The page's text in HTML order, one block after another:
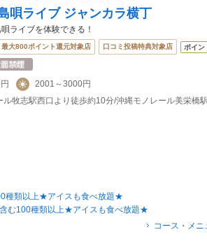
唄ライブ ジャンカラ横丁
ライブを体験できる！
最大800ポイント還元対象店 口コミ投稿特典対象店 ポイン
2001～3000円
種類以上★アイスも食べ放題★
含む100種類以上★アイスも食べ放題★
コース・メニ